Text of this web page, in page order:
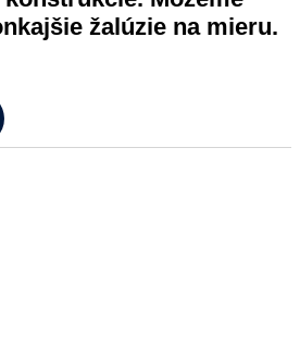
žalúzie na mieru.